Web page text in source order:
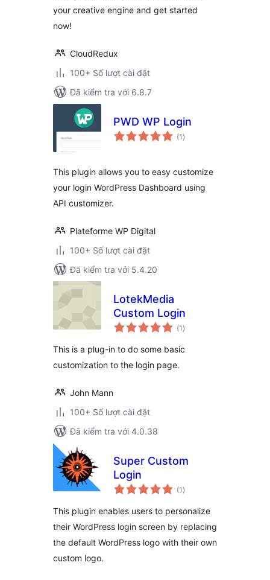
your creative engine and get started
now!
CloudRedux
100+ Số lượt cài đặt
Đã kiểm tra với 6.8.7
PWD WP Login
(1 tổng
đánh
)
This plugin allows you to easy customize
your login WordPress Dashboard using
API customizer.
Plateforme WP Digital
100+ Số lượt cài đặt
Đã kiểm tra với 5.4.20
LotekMedia
Custom Login
(1 tổng
đánh
)
This is a plug-in to do some basic
customization to the login page.
John Mann
100+ Số lượt cài đặt
Đã kiểm tra với 4.0.38
Super Custom
Login
(1 tổng
đánh
)
This plugin enables users to personalize
their WordPress login screen by replacing
the default WordPress logo with their own
custom logo.